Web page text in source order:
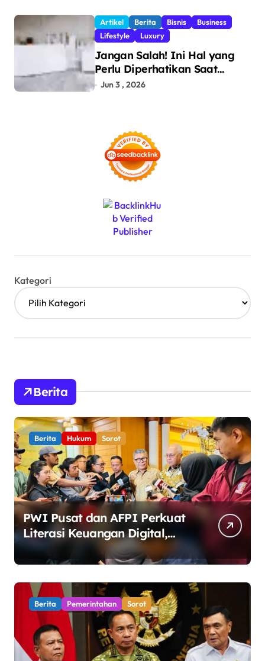
dan Pencegahan Barang
Ilegal
Artikel Berita Bisnis
Business
Lifestyle
Luxury
Jangan Salah! Ini Hal yang
Perlu Diperhatikan Saat
Pasang Big Slab
Jun 3 , 2026
Kategori
Berita
Berita Hukum Sorot
PWI Pusat dan AFPI Perkuat
Literasi Keuangan Digital,
Edukasi Masyarakat
Waspadai Pinjaman Online
Ilegal
Berita Pemerintahan Sorot